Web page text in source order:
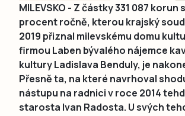
MILEVSKO - Z částky 331 087 korun
procent ročně, kterou krajský
2019 přiznal milevskému domu
firmou Laben bývalého nájemce
kultury Ladislava Benduly, je
Přesně ta, na které navrhoval
nástupu na radnici v roce 2014
starosta Ivan Radosta. U svých